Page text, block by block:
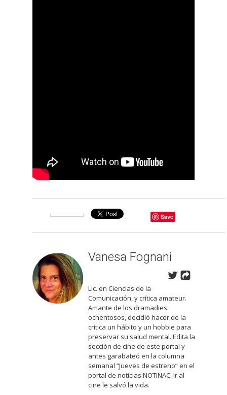
Save
Vanesa Fognani
Lic. en Ciencias de la
Comunicación, y crítica amateur.
Amante de los dramadies
ochentosos, decidió hacer de la
crítica un hábito y un hobbie para
preservar su salud mental. Edita la
sección de cine de este portal y
antes garabateó en la columna
semanal “Jueves de estreno” en el
portal de noticias NOTINAC. Ir al
cine le salvó la vida.